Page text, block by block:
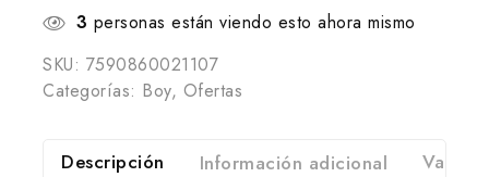
3 personas están viendo esto ahora mismo
SKU: 7590860021107
Categorías: Boy, Ofertas
Descripción Información adicional